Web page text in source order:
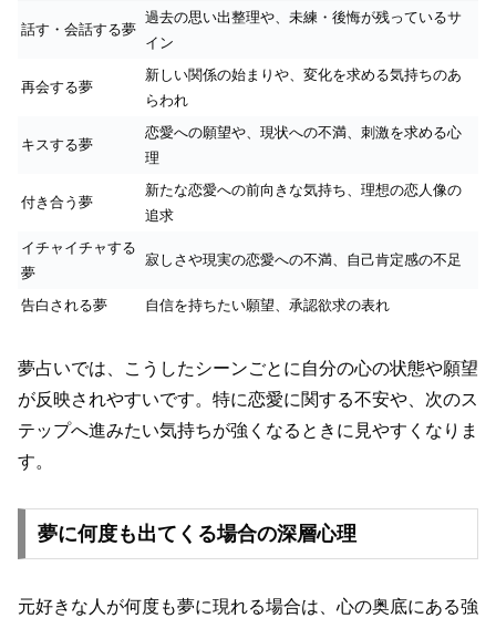
話す・会話する夢
過去の思い出整理や、未練・後悔が残っているサ
イン
再会する夢
新しい関係の始まりや、変化を求める気持ちのあ
らわれ
キスする夢
恋愛への願望や、現状への不満、刺激を求める心
理
付き合う夢
新たな恋愛への前向きな気持ち、理想の恋人像の
追求
イチャイチャする
夢
寂しさや現実の恋愛への不満、自己肯定感の不足
告白される夢 自信を持ちたい願望、承認欲求の表れ
夢占いでは、こうしたシーンごとに自分の心の状態や願望
が反映されやすいです。特に恋愛に関する不安や、次のス
テップへ進みたい気持ちが強くなるときに見やすくなりま
す。
夢に何度も出てくる場合の深層心理
元好きな人が何度も夢に現れる場合は、心の奥底にある強